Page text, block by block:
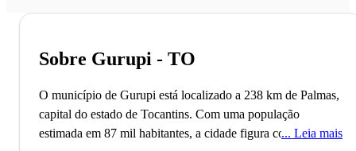
Sobre Gurupi - TO
O município de Gurupi está localizado a 238 km de Palmas,
capital do estado de Tocantins. Com uma população
estimada em 87 mil habitantes, a cidade figura como pólo
Leia mais